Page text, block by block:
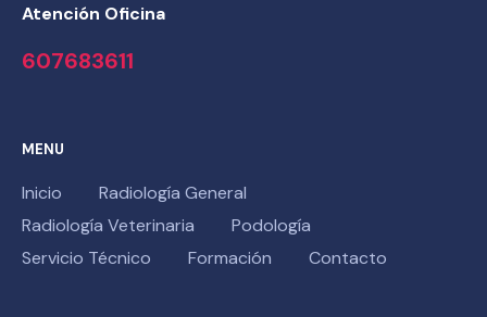
Atención Oficina
607683611
MENU
Inicio
Radiología General
Radiología Veterinaria
Podología
Servicio Técnico
Formación Contacto